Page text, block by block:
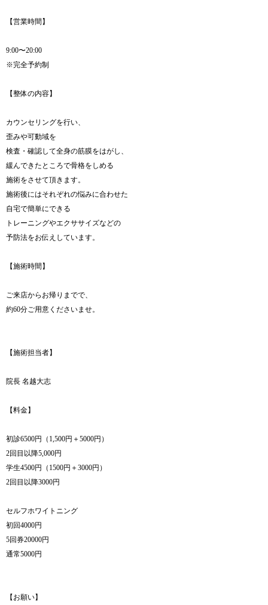
【営業時間】
9:00〜20:00
※完全予約制
【整体の内容】
カウンセリングを行い、
歪みや可動域を
検査・確認して全身の筋膜をはがし、
緩んできたところで骨格をしめる
施術をさせて頂きます。
施術後にはそれぞれの悩みに合わせた
自宅で簡単にできる
トレーニングやエクササイズなどの
予防法をお伝えしています。
【施術時間】
ご来店からお帰りまでで、
約60分ご用意くださいませ。
【施術担当者】
院長 名越大志
【料金】
初診6500円（1,500円＋5000円）
2回目以降5,000円
学生4500円（1500円＋3000円）
2回目以降3000円
セルフホワイトニング
初回4000円
5回券20000円
通常5000円
【お願い】